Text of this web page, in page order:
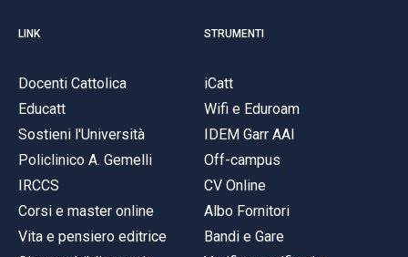
LINK
Docenti Cattolica
Educatt
Sostieni l'Università
Policlinico A. Gemelli
IRCCS
Corsi e master online
Vita e pensiero editrice
STRUMENTI
iCatt
Wifi e Eduroam
IDEM Garr AAI
Off-campus
CV Online
Albo Fornitori
Bandi e Gare